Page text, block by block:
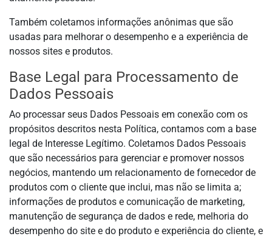
Também coletamos informações anônimas que são
usadas para melhorar o desempenho e a experiência de
nossos sites e produtos.
Base Legal para Processamento de
Dados Pessoais
Ao processar seus Dados Pessoais em conexão com os
propósitos descritos nesta Política, contamos com a base
legal de Interesse Legítimo. Coletamos Dados Pessoais
que são necessários para gerenciar e promover nossos
negócios, mantendo um relacionamento de fornecedor de
produtos com o cliente que inclui, mas não se limita a;
informações de produtos e comunicação de marketing,
manutenção de segurança de dados e rede, melhoria do
desempenho do site e do produto e experiência do cliente, e